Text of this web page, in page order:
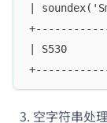
|
| S530
空字符串处理